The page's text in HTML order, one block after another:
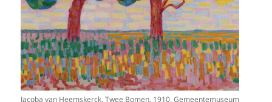
Jacoba van Heemskerck, Twee Bomen, 1910, Gemeentemuseum